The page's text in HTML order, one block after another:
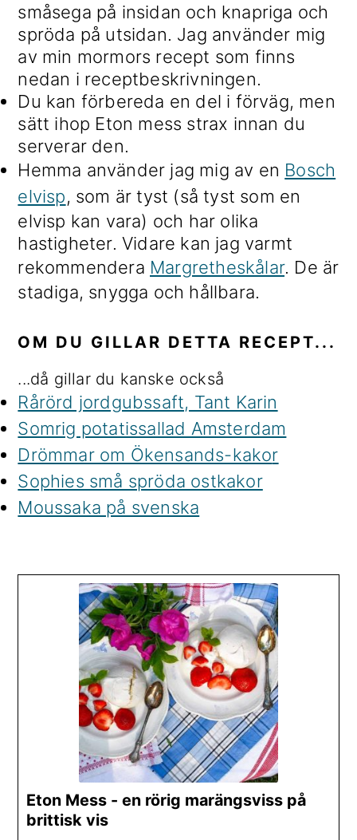
småsega på insidan och knapriga och
spröda på utsidan. Jag använder mig
av min mormors recept som finns
nedan i receptbeskrivningen.
Du kan förbereda en del i förväg, men
sätt ihop Eton mess strax innan du
serverar den.
Hemma använder jag mig av en Bosch
elvisp, som är tyst (så tyst som en
elvisp kan vara) och har olika
hastigheter. Vidare kan jag varmt
rekommendera Margretheskålar. De är
stadiga, snygga och hållbara.
OM DU GILLAR DETTA RECEPT...
...då gillar du kanske också
Rårörd jordgubssaft, Tant Karin
Somrig potatissallad Amsterdam
Drömmar om Ökensands-kakor
Sophies små spröda ostkakor
Moussaka på svenska
Eton Mess - en rörig marängsviss på
brittisk vis